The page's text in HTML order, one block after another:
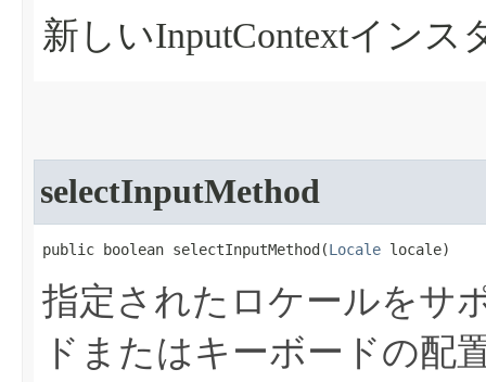
新しいInputContextインス
selectInputMethod
public boolean selectInputMethod​(Locale locale)
指定されたロケールをサ
ドまたはキーボードの配